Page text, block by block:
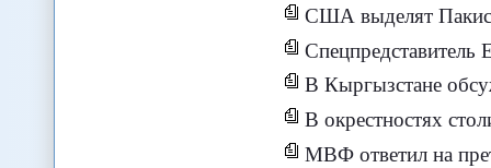
США выделят
Спецпредставитель
В Кыргызстане
В окрестностях столицы
МВФ ответил на